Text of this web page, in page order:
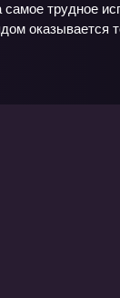
трудное
оказывается